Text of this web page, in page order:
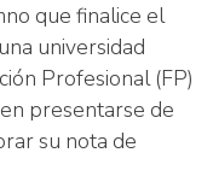
que finalice el
universidad
Profesional (FP)
presentarse de
su nota de